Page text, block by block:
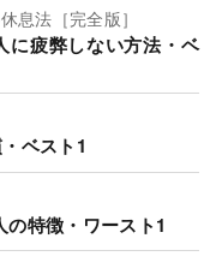
法［完全版］
に疲弊しない方法・ベ
ベスト1
特徴・ワースト1